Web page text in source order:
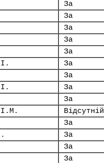
За
За
За
За
За
За
За
За
За
І.М.
Відсутній
За
За
За
За